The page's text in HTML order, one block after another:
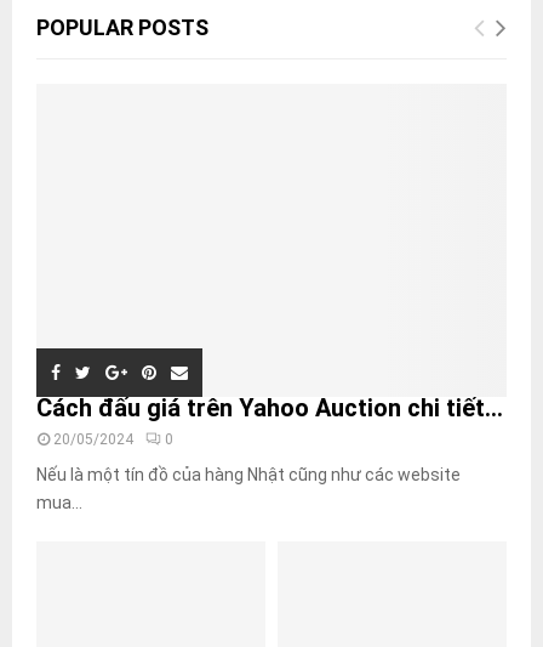
POPULAR POSTS
Cách đấu giá trên Yahoo Auction chi tiết...
20/05/2024 0
Nếu là một tín đồ của hàng Nhật cũng như các website
mua...